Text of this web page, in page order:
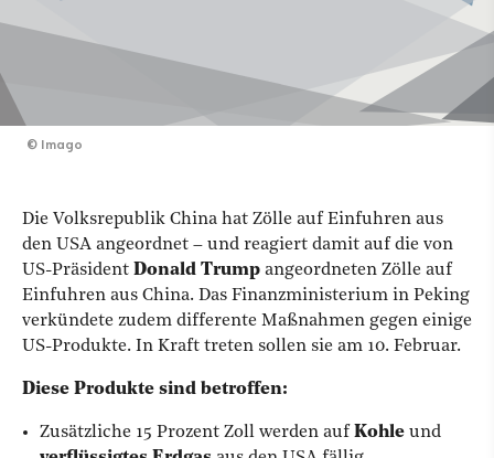
© Imago
Die Volksrepublik China hat Zölle auf Einfuhren aus
den USA angeordnet – und reagiert damit auf die von
US-Präsident Donald Trump angeordneten Zölle auf
Einfuhren aus China. Das Finanzministerium in Peking
verkündete zudem differente Maßnahmen gegen einige
US-Produkte. In Kraft treten sollen sie am 10. Februar.
Diese Produkte sind betroffen:
Zusätzliche 15 Prozent Zoll werden auf Kohle und